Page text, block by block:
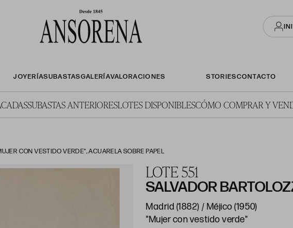
JOYERÍASUBASTASGALERÍAVALORACIONES STORIESCONTACTO
SUBASTAS ANTERIORESLOTES DISPONIBLESCÓMO COMPRAR Y
CON VESTIDO VERDE", ACUARELA SOBRE PAPEL
LOTE 551
SALVADOR
Madrid (1882) / Méjico (1950)
"Mujer con vestido verde"